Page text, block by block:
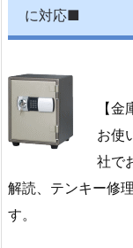
に対応■
【
お使
社で
解読、テンキー修
す。